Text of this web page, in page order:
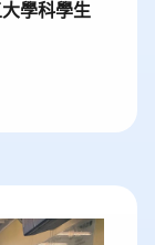
學科學生